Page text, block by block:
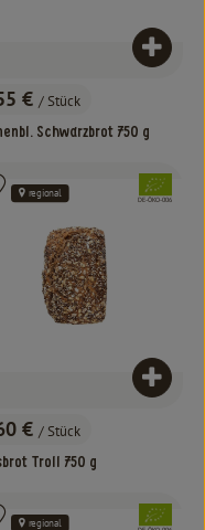
Warenkorb hinzufügen
€ / Stück
Schwarzbrot 750 g
Warenkorb hinzufügen
€ / Stück
Troll 750 g
, Verband:
, Kontrollstelle:
DE-ÖKO-006
regional
Produkt zu Favouriten hinzufügen
, Verband:
regional
Produkt zu Favouriten hinzufügen